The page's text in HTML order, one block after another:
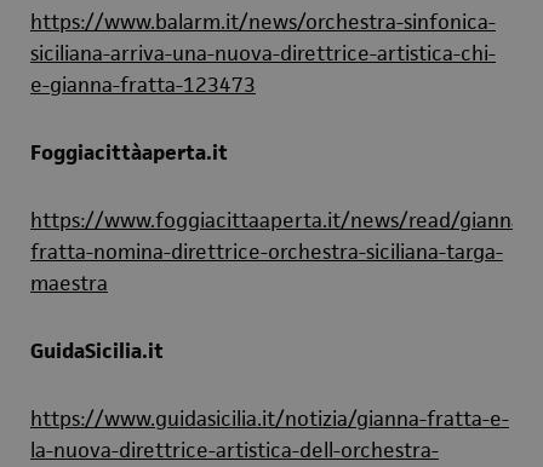
https://www.balarm.it/news/orchestra-sinfonica-
siciliana-arriva-una-nuova-direttrice-artistica-chi-
e-gianna-fratta-123473
Foggiacittàaperta.it
https://www.foggiacittaaperta.it/news/read/gianna-
fratta-nomina-direttrice-orchestra-siciliana-targa-
maestra
GuidaSicilia.it
https://www.guidasicilia.it/notizia/gianna-fratta-e-
la-nuova-direttrice-artistica-dell-orchestra-